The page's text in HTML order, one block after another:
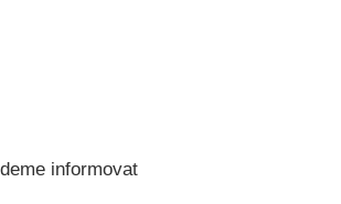
informovat